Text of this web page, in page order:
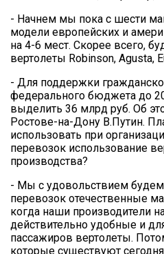
- Начнем мы пока с шести
модели европейских и
на 4-6 мест. Скорее всего,
вертолеты Robinson, Agusta,
- Для поддержки
федерального бюджета до
выделить 36 млрд руб. Об
Ростове-на-Дону В.Путин.
использовать при
перевозок использование
производства?
- Мы с удовольствием будем
перевозок отечественные
когда наши производители
действительно удобные и
пассажиров вертолеты.
которые существуют